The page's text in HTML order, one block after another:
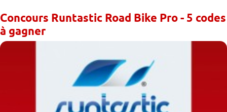
Concours Runtastic Road Bike Pro - 5 codes
à gagner